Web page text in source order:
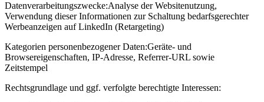
Datenverarbeitungszwecke:Analyse der Websitenutzung,
Verwendung dieser Informationen zur Schaltung bedarfsgerechter
Werbeanzeigen auf LinkedIn (Retargeting)
Kategorien personenbezogener Daten:Geräte- und
Browsereigenschaften, IP-Adresse, Referrer-URL sowie
Zeitstempel
Rechtsgrundlage und ggf. verfolgte berechtigte Interessen: